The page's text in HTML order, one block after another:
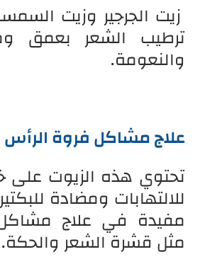
زيت الجرجير وزيت
ترطيب الشعر بعمق
والنعومة.
علاج مشاكل فروة الرأس
تحتوي هذه الزيوت على
للالتهابات ومضادة
مفيدة في علاج
مثل قشرة الشعر والحكة.